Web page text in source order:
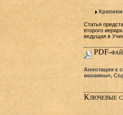
Статья
второго
ведущая в
PDF-
Аннотация к
махаяны»,
Ключевые